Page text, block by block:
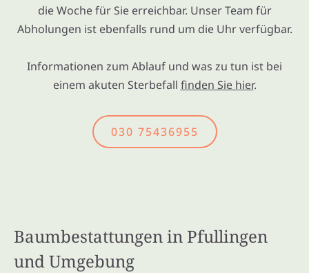
die Woche für Sie erreichbar. Unser Team für
Abholungen ist ebenfalls rund um die Uhr verfügbar.
Informationen zum Ablauf und was zu tun ist bei
einem akuten Sterbefall finden Sie hier.
030 75436955
Baumbestattungen in Pfullingen
und Umgebung